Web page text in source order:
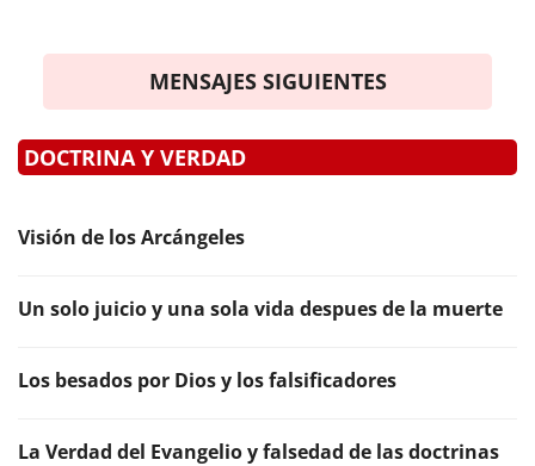
MENSAJES SIGUIENTES
DOCTRINA Y VERDAD
Visión de los Arcángeles
Un solo juicio y una sola vida despues de la muerte
Los besados por Dios y los falsificadores
La Verdad del Evangelio y falsedad de las doctrinas